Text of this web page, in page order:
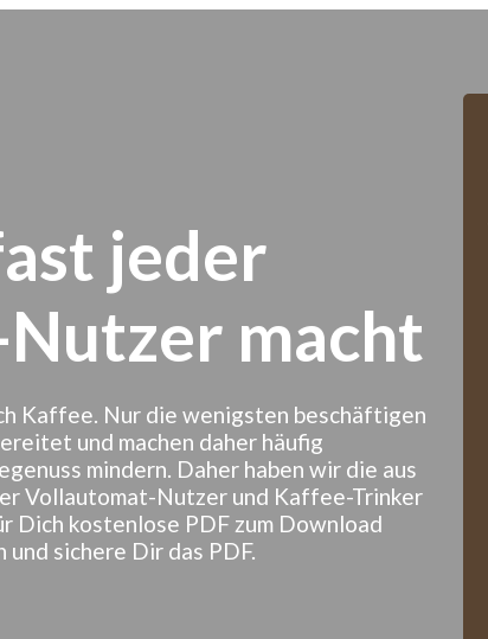
jeder
macht
Kaffee. Nur die wenigsten beschäftigen
und machen daher häufig
mindern. Daher haben wir die aus
Vollautomat-Nutzer und Kaffee-Trinker
Dich kostenlose PDF zum Download
sichere Dir das PDF.